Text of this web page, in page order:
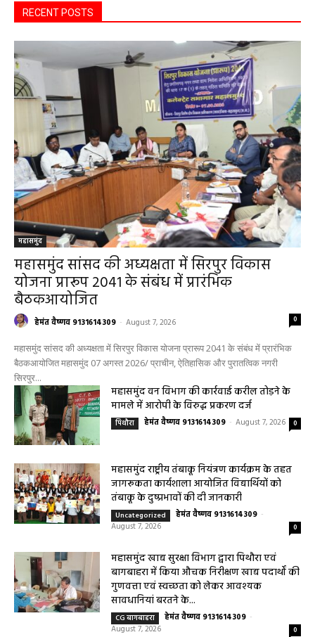
RECENT POSTS
महासमुंद
महासमुंद सांसद की अध्यक्षता में सिरपुर विकास
योजना प्रारूप 2041 के संबंध में प्रारंभिक
बैठकआयोजित
हेमंत वैष्णव 9131614309 - August 7, 2026 0
महासमुंद सांसद की अध्यक्षता में सिरपुर विकास योजना प्रारूप 2041 के संबंध में प्रारंभिक
बैठकआयोजित महासमुंद 07 अगस्त 2026/ प्राचीन, ऐतिहासिक और पुरातत्विक नगरी
सिरपुर...
महासमुंद वन विभाग की कार्रवाई करील तोड़ने के
मामले में आरोपी के विरुद्ध प्रकरण दर्ज
पिथौरा हेमंत वैष्णव 9131614309 - August 7, 2026 0
महासमुंद राष्ट्रीय तंबाकू नियंत्रण कार्यक्रम के तहत
जागरूकता कार्यशाला आयोजित विद्यार्थियों को
तंबाकू के दुष्प्रभावों की दी जानकारी
Uncategorized हेमंत वैष्णव 9131614309 -
August 7, 2026
0
महासमुंद खाद्य सुरक्षा विभाग द्वारा पिथौरा एवं
बागबाहरा में किया औचक निरीक्षण खाद्य पदार्थों की
गुणवत्ता एवं स्वच्छता को लेकर आवश्यक
सावधानियां बरतने के...
CG बागबाहरा हेमंत वैष्णव 9131614309 -
August 7, 2026
0